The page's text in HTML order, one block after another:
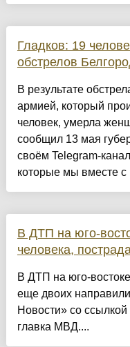
Гладков: 19
обстрелов
В результате
армией, который
человек, умерла
сообщил 13 мая
своём Telegram-
которые мы вместе с
В ДТП на юго-
человека,
В ДТП на юго-
еще двоих
Новости» со
главка МВД....